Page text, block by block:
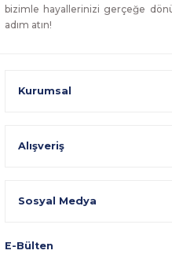
bizimle hayallerinizi gerçeğe
adım atın!
Kurumsal
Alışveriş
Sosyal Medya
E-Bülten